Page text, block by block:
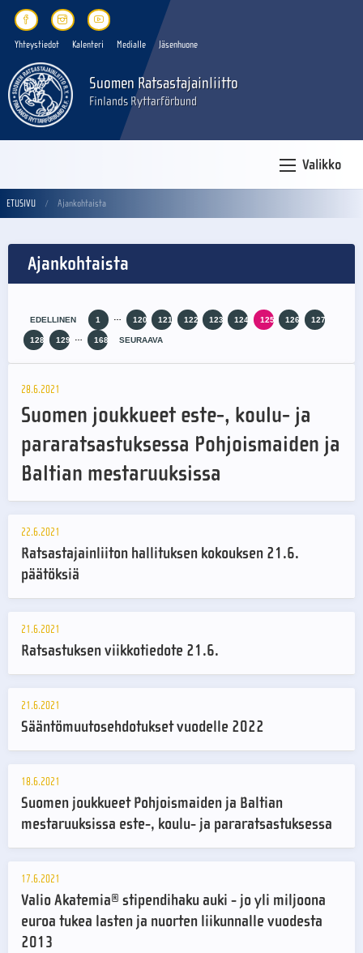
Yhteystiedot Kalenteri Medialle Jäsenhuone
Suomen Ratsastajainliitto
Finlands Ryttarförbund
Valikko
ETUSIVU Ajankohtaista
Ajankohtaista
EDELLINEN 1 120 121 122 123 124 125 126 127
128 129 168 SEURAAVA
28.6.2021
Suomen joukkueet este-, koulu- ja
pararatsastuksessa Pohjoismaiden ja
Baltian mestaruuksissa
22.6.2021
Ratsastajainliiton hallituksen kokouksen 21.6.
päätöksiä
21.6.2021
Ratsastuksen viikkotiedote 21.6.
21.6.2021
Sääntömuutosehdotukset vuodelle 2022
18.6.2021
Suomen joukkueet Pohjoismaiden ja Baltian
mestaruuksissa este-, koulu- ja pararatsastuksessa
17.6.2021
Valio Akatemia® stipendihaku auki - jo yli miljoona
euroa tukea lasten ja nuorten liikunnalle vuodesta
2013